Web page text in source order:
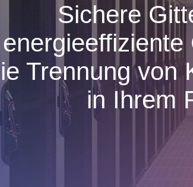
Sichere
Trennung von
in Ihrem